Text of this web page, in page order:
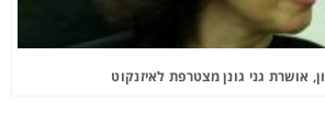
אושרת גני גונן מצטרפת לאיזנקוט